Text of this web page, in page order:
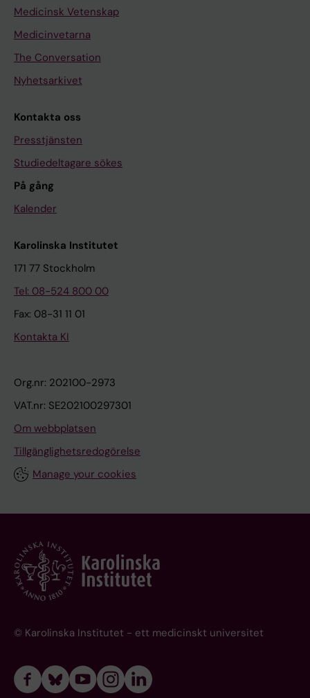
Medicinsk Vetenskap
Medicinvetarna
The Conversation
Nyhetsarkivet
Kontakta oss
Presstjänsten
Studiedeltagare sökes
På gång
Kalender
Karolinska Institutet
171 77 Stockholm
Tel: 08-524 800 00
Fax: 08-31 11 01
Kontakta KI
Org.nr: 202100-2973
VAT.nr: SE202100297301
Om webbplatsen
Tillgänglighetsredogörelse
Manage your cookies
© Karolinska Institutet - ett medicinskt universitet